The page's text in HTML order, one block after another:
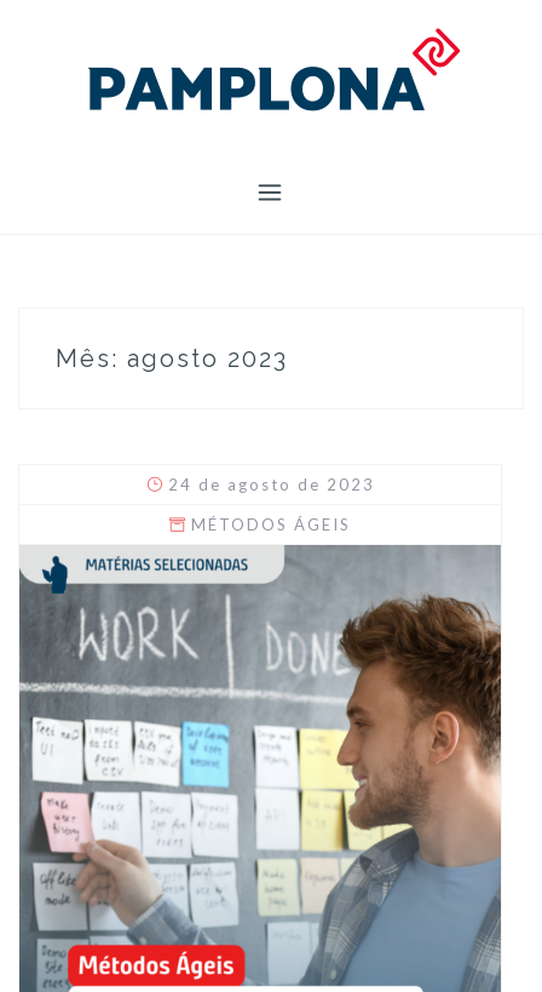
Mês: agosto 2023
24 de agosto de 2023
MÉTODOS ÁGEIS